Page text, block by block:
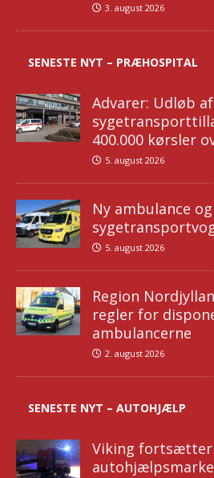
3. august 2026
SENESTE NYT – PRÆHOSPITAL
Advarer: Udløb af
400.000 kørsler
5. august 2026
Ny ambulance
5. august 2026
Region
regler for
ambulancerne
2. august 2026
SENESTE NYT – AUTOHJÆLP
Viking fortsætter